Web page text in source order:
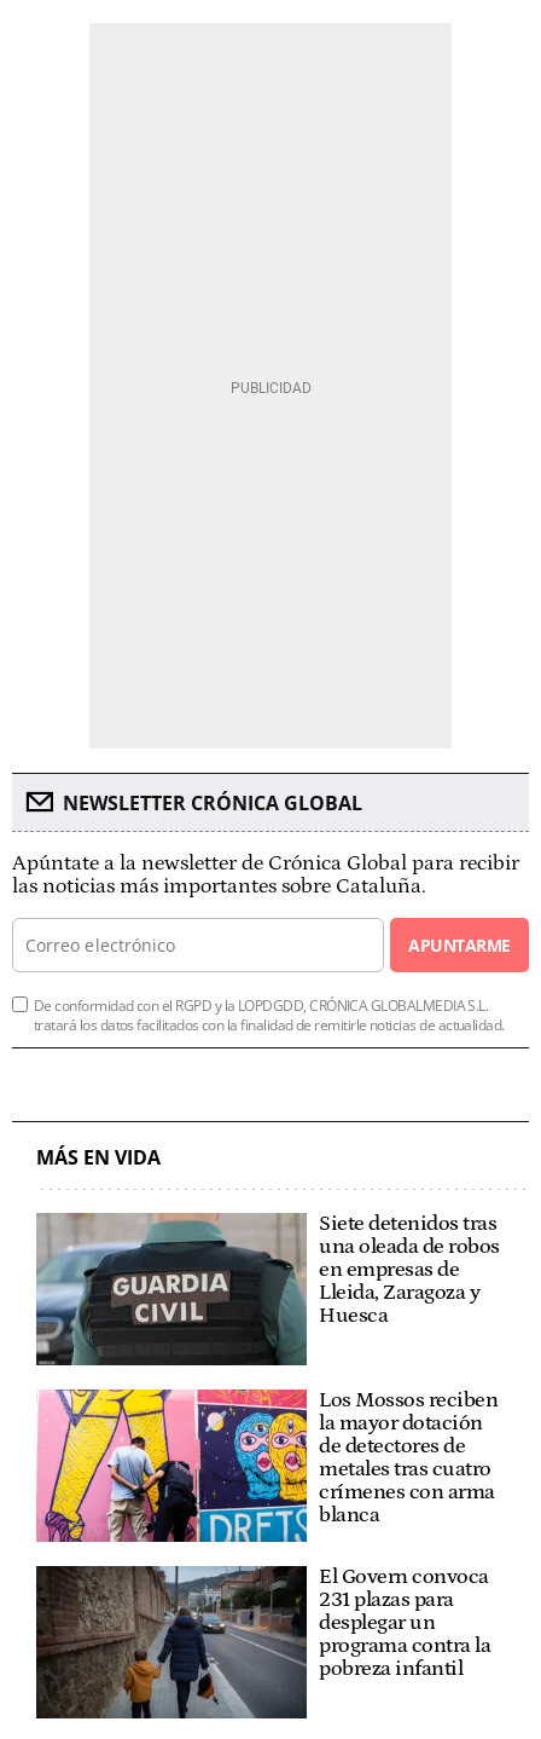
NEWSLETTER CRÓNICA GLOBAL
Apúntate a la newsletter de Crónica Global para recibir
las noticias más importantes sobre Cataluña.
APUNTARME
De conformidad con el RGPD y la LOPDGDD, CRÓNICA GLOBALMEDIA S.L.
tratará los datos facilitados con la finalidad de remitirle noticias de actualidad.
MÁS EN VIDA
Siete detenidos tras
una oleada de robos
en empresas de
Lleida, Zaragoza y
Huesca
Los Mossos reciben
la mayor dotación
de detectores de
metales tras cuatro
crímenes con arma
blanca
El Govern convoca
231 plazas para
desplegar un
programa contra la
pobreza infantil